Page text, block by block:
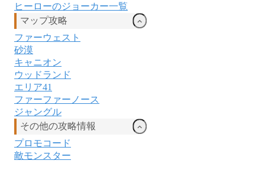
ヒーローのジョーカー一覧
マップ攻略
ファーウェスト
砂漠
キャニオン
ウッドランド
エリア41
ファーファーノース
ジャングル
その他の攻略情報
プロモコード
敵モンスター